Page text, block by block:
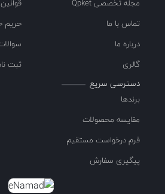
مجله تخصصی Qpket
تماس با ما
درباره ما
گالری
ثبت
دسترسی سریع
برندها
مقایسه محصولات
فرم درخواست مستقیم
پیگیری سفارش